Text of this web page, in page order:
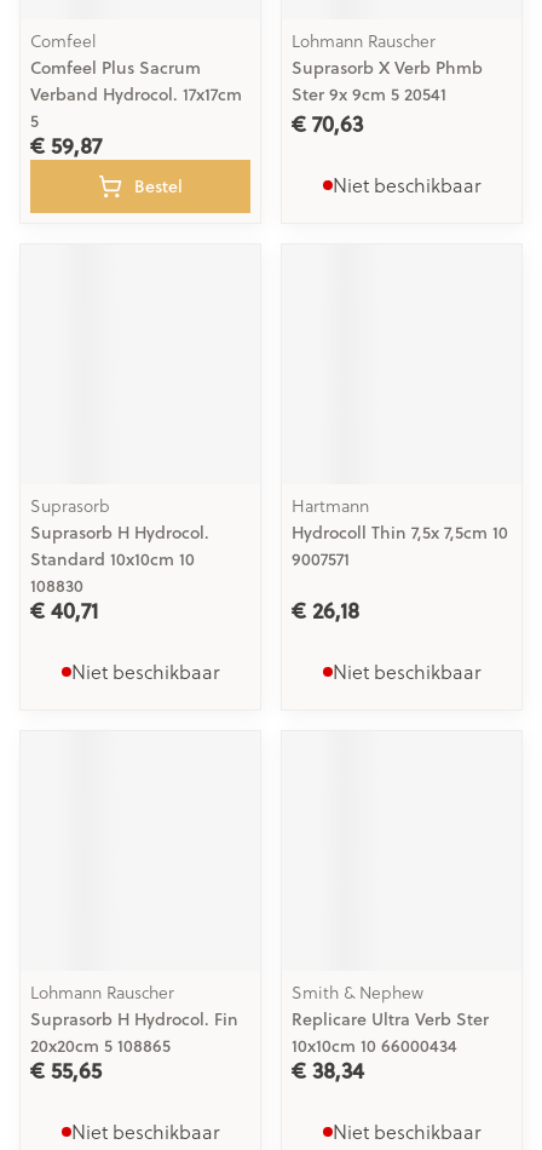
Comfeel
Comfeel Plus Sacrum
Verband Hydrocol. 17x17cm
5
€ 59,87
Bestel
Lohmann Rauscher
Suprasorb X Verb Phmb
Ster 9x 9cm 5 20541
€ 70,63
Niet beschikbaar
Suprasorb
Suprasorb H Hydrocol.
Standard 10x10cm 10
108830
€ 40,71
Niet beschikbaar
Hartmann
Hydrocoll Thin 7,5x 7,5cm 10
9007571
€ 26,18
Niet beschikbaar
Lohmann Rauscher
Suprasorb H Hydrocol. Fin
20x20cm 5 108865
€ 55,65
Niet beschikbaar
Smith & Nephew
Replicare Ultra Verb Ster
10x10cm 10 66000434
€ 38,34
Niet beschikbaar